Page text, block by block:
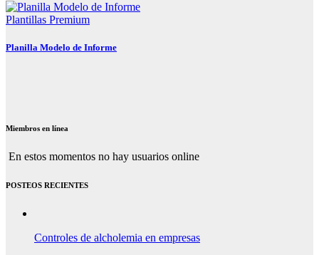
Plantillas Premium
Planilla Modelo de Informe
Miembros en línea
En estos momentos no hay usuarios online
POSTEOS RECIENTES
Controles de alcholemia en empresas